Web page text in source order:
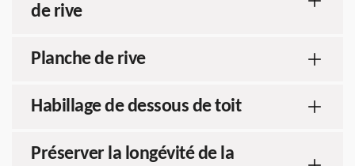
de rive
Planche de rive
Habillage de dessous de toit
Préserver la longévité de la